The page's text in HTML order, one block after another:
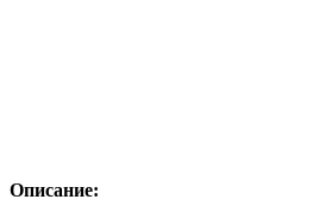
Описание: